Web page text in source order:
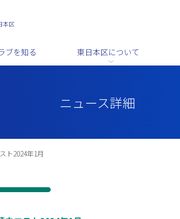
本区
ブを知る 東日本区について
ニュース詳細
ト2024年1月